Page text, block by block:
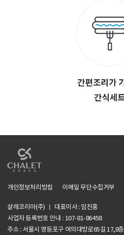
개인정보처리방침 이메일 무단수집거부
샬레코리아(주)
대표이사 : 임진홍
사업자 등록번호 안내 : 107-81-86458
주소 : 서울시 영등포구 여의대방로65길 17,8층